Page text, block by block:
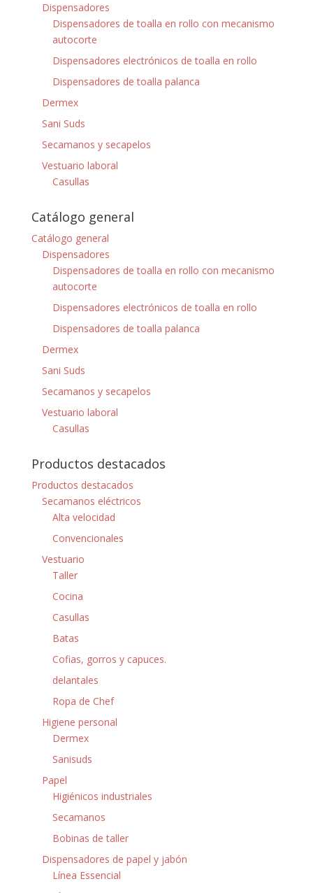
Dispensadores
Dispensadores de toalla en rollo con mecanismo
autocorte
Dispensadores electrónicos de toalla en rollo
Dispensadores de toalla palanca
Dermex
Sani Suds
Secamanos y secapelos
Vestuario laboral
Casullas
Catálogo general
Catálogo general
Dispensadores
Dispensadores de toalla en rollo con mecanismo
autocorte
Dispensadores electrónicos de toalla en rollo
Dispensadores de toalla palanca
Dermex
Sani Suds
Secamanos y secapelos
Vestuario laboral
Casullas
Productos destacados
Productos destacados
Secamanos eléctricos
Alta velocidad
Convencionales
Vestuario
Taller
Cocina
Casullas
Batas
Cofias, gorros y capuces.
delantales
Ropa de Chef
Higiene personal
Dermex
Sanisuds
Papel
Higiénicos industriales
Secamanos
Bobinas de taller
Dispensadores de papel y jabón
Línea Essencial